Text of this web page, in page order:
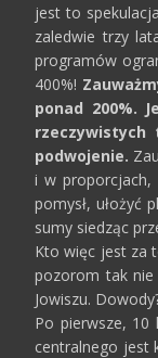
jest to
zaledwie trzy
programów
400%!
ponad 200%.
rzeczywistych
podwojenie.
i w proporcjach,
pomysł, ułożyć
sumy siedząc
Kto więc jest za
pozorom tak nie
Jowiszu.
Po pierwsze, 10
centralnego jest